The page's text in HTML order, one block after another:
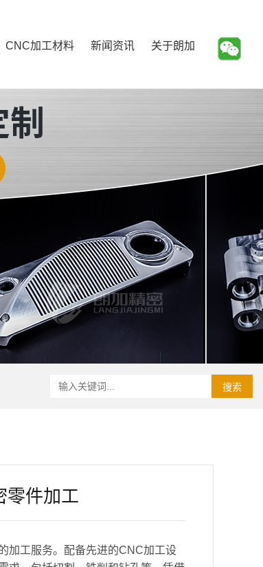
CNC加工材料 新闻资讯 关于朗加
搜索
零件加工
加工服务。配备先进的CNC加工设